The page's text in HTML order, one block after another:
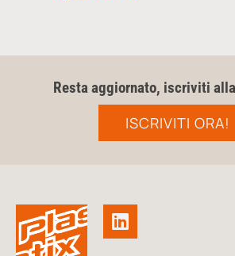
Resta aggiornato, iscriviti
ISCRIVITI ORA!